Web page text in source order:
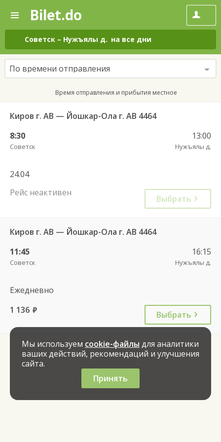
—
Поиск
и
покупка
билетов
на
автобус
онлайн
Bilet.do
Советск – Нужъялы д. на все дни
По времени отправления
Время отправления и прибытия местное
Киров г. АВ — Йошкар-Ола г. АВ 4464
8:30
Советск
13:00
Нужъялы д.
24.04
Рейс неактивен
Выбрать
Киров г. АВ — Йошкар-Ола г. АВ 4464
11:45
Советск
16:15
Нужъялы д.
Ежедневно
1 136 руб. Выбрать
Мы используем cookie-файлы для аналитики
ваших действий, рекомендаций и улучшения
сайта.
Принять